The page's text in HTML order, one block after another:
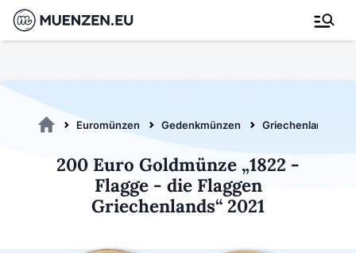
Euromünzen Gedenkmünzen Griechenland 2021
200 Euro Goldmünze „1822 -
Flagge - die Flaggen
Griechenlands“ 2021